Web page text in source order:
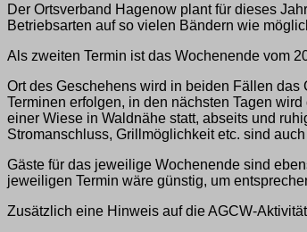
Der Ortsverband Hagenow plant für dieses
Betriebsarten auf so vielen Bändern wie
Als zweiten Termin ist das Wochenende vom
Ort des Geschehens wird in beiden Fällen
Terminen erfolgen, in den nächsten Tagen
einer Wiese in Waldnähe statt, abseits und
Stromanschluss, Grillmöglichkeit etc. sind
Gäste für das jeweilige Wochenende sind
jeweiligen Termin wäre günstig, um
Zusätzlich eine Hinweis auf die AGCW-